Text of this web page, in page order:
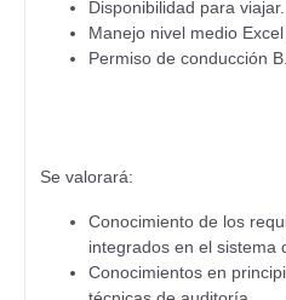
Disponibilidad para viajar.
Manejo nivel medio Excel
Permiso de conducción B.
Se valorará:
Conocimiento de los
integrados en el sistema
Conocimientos en